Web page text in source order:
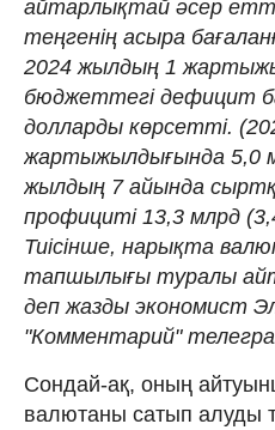
айтарлықтай әсер
теңгенің асыра
2024 жылдың 1
бюджеттегі дефицит
долларды көрсетті.
жартыжылдығында 5,0
жылдың 7 айында
профициті 13,3 млрд
Тиісінше, нарықта
тапшылығы туралы
деп жазды экономист
"Комментарий"
Сондай-ақ, оның
валютаны сатып алуды